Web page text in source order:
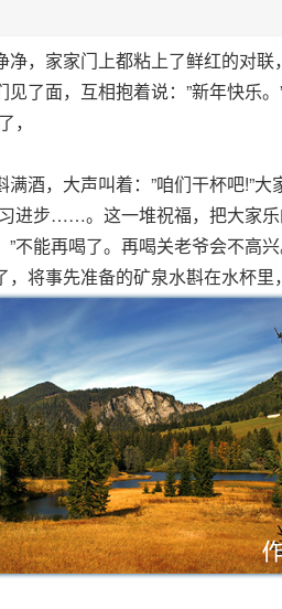
，家家门上都粘上了鲜红的对联
了面，互相抱着说：”新年快乐
，
，大声叫着：”咱们干杯吧!”大
进步……。这一堆祝福，把大家
不能再喝了。再喝关老爷会不高
将事先准备的矿泉水斟在水杯里